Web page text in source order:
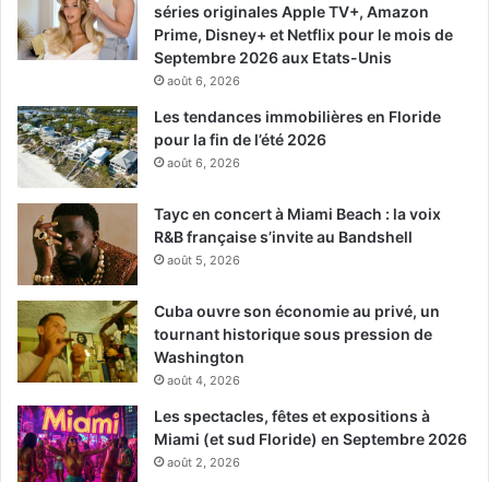
séries originales Apple TV+, Amazon
Prime, Disney+ et Netflix pour le mois de
Septembre 2026 aux Etats-Unis
août 6, 2026
Les tendances immobilières en Floride
pour la fin de l’été 2026
août 6, 2026
Tayc en concert à Miami Beach : la voix
R&B française s’invite au Bandshell
août 5, 2026
Cuba ouvre son économie au privé, un
tournant historique sous pression de
Washington
août 4, 2026
Les spectacles, fêtes et expositions à
Miami (et sud Floride) en Septembre 2026
août 2, 2026